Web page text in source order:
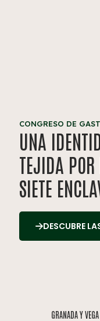
CONGRESO DE
UNA
TEJIDA POR
SIETE
DESCUBRE
GRANADA Y VEGA